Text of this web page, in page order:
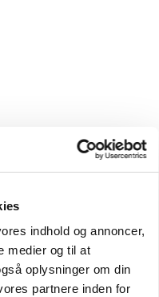
indhold og annoncer,
medier og til at
oplysninger om din
partnere inden for